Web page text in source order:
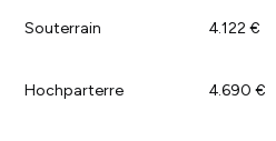
Souterrain 4.122 €
Hochparterre 4.690 €